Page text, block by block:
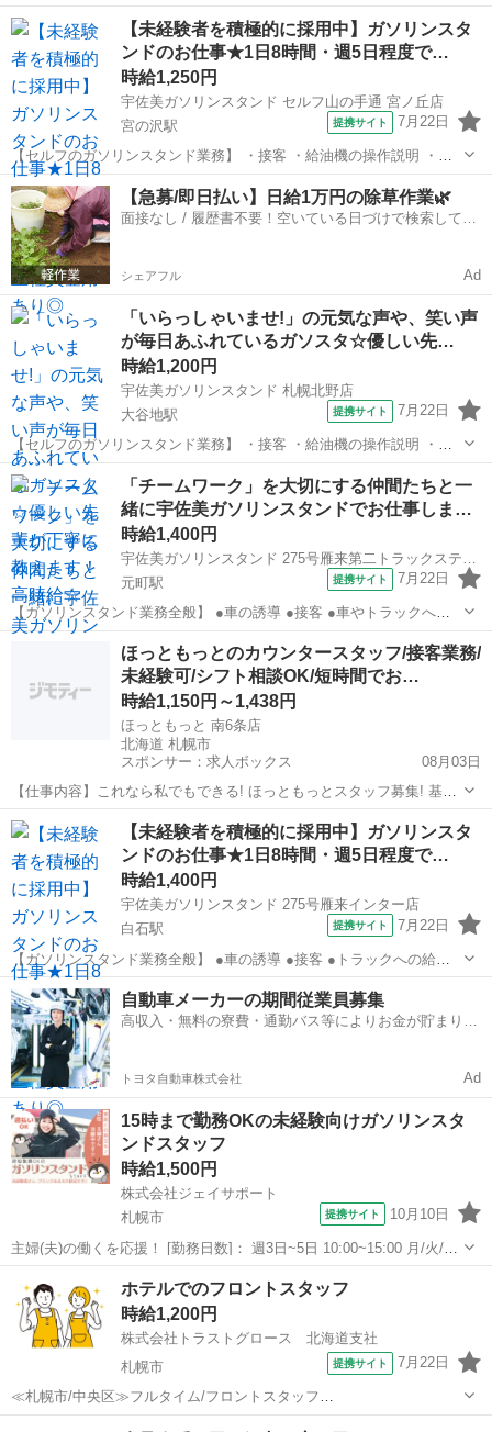
木/金/土/日 などから選べます [勤務地・最寄駅]： 北海道札幌市中央区
南9条西21丁目 株式会社ジェイサポート【js】 ...
北海道 フロント
【未経験者を積極的に採用中】ガソリンスタ
ンドのお仕事★1日8時間・週5日程度で…
時給1,250円
宇佐美ガソリンスタンド セルフ山の手通 宮ノ丘店
宮の沢駅
提携サイト 7月22日
【セルフのガソリンスタンド業務】 ・接客 ・給油機の操作説明 ・カ
ード案内＆発行 ・カーケア商品の案内＆販売 ・給油監視＆許可 ・洗
車 ・清掃 など ※給油作業ナシ 研修制度が充実しているので 経験がな
い方も大丈夫です...
北海道 札幌市 宮の沢駅 ガソリンスタンド
【急募/即日払い】日給1万円の除草作業🌿
面接なし / 履歴書不要！空いている日づけで検索して即
シェアフル Ad
「いらっしゃいませ!」の元気な声や、笑い声
が毎日あふれているガソスタ☆優しい先…
時給1,200円
宇佐美ガソリンスタンド 札幌北野店
大谷地駅
提携サイト 7月22日
【セルフのガソリンスタンド業務】 ・接客 ・給油機の操作説明 ・カ
ード案内＆発行 ・カーケア商品の案内＆販売 ・給油監視＆許可 ・洗
車 ・清掃 など ※給油作業ナシ 研修制度が充実しているので 経験がな
い方も大丈夫です...
北海道 札幌市 ガソリンスタンド
「チームワーク」を大切にする仲間たちと一
緒に宇佐美ガソリンスタンドでお仕事しま…
時給1,400円
元町駅
提携サイト 7月22日
【ガソリンスタンド業務全般】 ●車の誘導 ●接客 ●車やトラックへの
給油 ●清掃 ●商品のご案内&販売 ●洗車 など まずは、先輩について一
通りの流れを覚えます。 研修制度が充実しているから安心！ 活気ある
お店で始める...
元町駅 ガソリンスタンド
ほっともっとのカウンタースタッフ/接客業務/
未経験可/シフト相談OK/短時間でお…
時給1,150円～1,438円
ほっともっと 南6条店
北海道 札幌市
スポンサー：求人ボックス
08月03日
【仕事内容】これなら私でもできる! ほっともっとスタッフ募集! 基本
業務は… カウンターで注文を受ける 調理スタッフに伝える お客様に
お渡しする 覚えやすさには自信あり 初めての方でも安心して働けま
す! 働きたい時間を選べる 適度...
アルバイト・パート
【未経験者を積極的に採用中】ガソリンスタ
ンドのお仕事★1日8時間・週5日程度で…
時給1,400円
宇佐美ガソリンスタンド 275号雁来インター店
白石駅
提携サイト 7月22日
【ガソリンスタンド業務全般】 ●車の誘導 ●接客 ●トラックへの給油 ●
セルフ給油サポート ●清掃 ●商品のご案内&販売 ●洗車 など まずは、
先輩について一通りの流れを覚えます。 研修制度が充実しているから
安心！ 新...
北海道 札幌市 白石駅 ガソリンスタンド
自動車メーカーの期間従業員募集
高収入・無料の寮費・通勤バス等によりお金が貯まりや
トヨタ自動車株式会社 Ad
15時まで勤務OKの未経験向けガソリンスタ
ンドスタッフ
時給1,500円
株式会社ジェイサポート
札幌市
提携サイト 10月10日
主婦(夫)の働くを応援！ [勤務日数]： 週3日~5日 10:00~15:00 月/火/水/
木/金/土/日 などから選べます [勤務地・最寄駅]： 北海道札幌市中央区
北5条西16丁目 株式会社ジェイサポート【js】 ...
ホテルでのフロントスタッフ
時給1,200円
株式会社トラストグロース 北海道支社
札幌市
提携サイト 7月22日
≪札幌市/中央区≫フルタイム/フロントスタッフ
———————————————————————— 【お仕事内容】